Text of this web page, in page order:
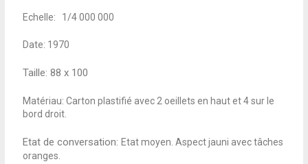
Echelle: 1/4 000 000
Date: 1970
Taille: 88 x 100
Matériau: Carton plastifié avec 2 oeillets en haut et 4 sur le
bord droit.
Etat de conversation: Etat moyen. Aspect jauni avec tâches
oranges.